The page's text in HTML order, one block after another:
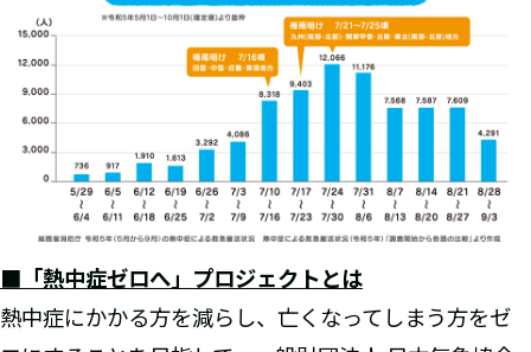
■「熱中症ゼロへ」プロジェクトとは
熱中症にかかる方を減らし、亡くなってしまう方をゼ